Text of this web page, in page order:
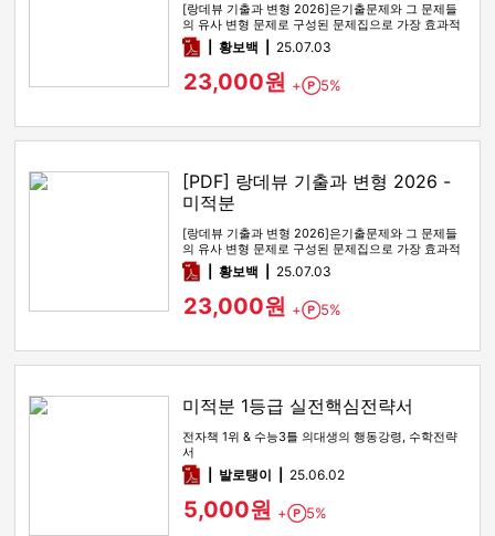
[랑데뷰 기출과 변형 2026]은기출문제와 그 문제들
의 유사 변형 문제로 구성된 문제집으로 가장 효과적
인 기출문제 공부 방법…
pdf황보백 25.07.03
23,000원 + Point
5%
[PDF] 랑데뷰 기출과 변형 2026 -
미적분
[랑데뷰 기출과 변형 2026]은기출문제와 그 문제들
의 유사 변형 문제로 구성된 문제집으로 가장 효과적
인 기출문제 공부 방법…
pdf황보백 25.07.03
23,000원 + Point
5%
미적분 1등급 실전핵심전략서
전자책 1위 & 수능3틀 의대생의 행동강령, 수학전략
서
pdf발로탱이 25.06.02
5,000원 + Point
5%